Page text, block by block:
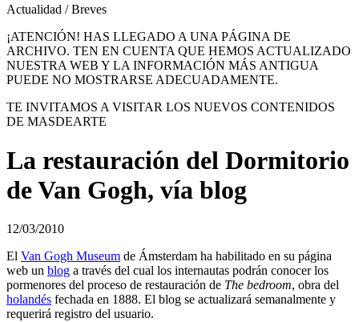
Actualidad / Breves
¡ATENCIÓN! HAS LLEGADO A UNA PÁGINA DE
ARCHIVO. TEN EN CUENTA QUE HEMOS ACTUALIZADO
NUESTRA WEB Y LA INFORMACIÓN MÁS ANTIGUA
PUEDE NO MOSTRARSE ADECUADAMENTE.
TE INVITAMOS A VISITAR LOS NUEVOS CONTENIDOS
DE MASDEARTE
La restauración del Dormitorio
de Van Gogh, vía blog
12/03/2010
El Van Gogh Museum de Ámsterdam ha habilitado en su página
web un blog a través del cual los internautas podrán conocer los
pormenores del proceso de restauración de The bedroom, obra del
holandés fechada en 1888. El blog se actualizará semanalmente y
requerirá registro del usuario.